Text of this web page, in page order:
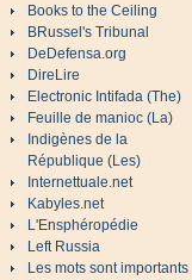
Books to the Ceiling
BRussel's Tribunal
DeDefensa.org
DireLire
Electronic Intifada (The)
Feuille de manioc (La)
Indigènes de la
République (Les)
Internettuale.net
Kabyles.net
L'Ensphéropédie
Left Russia
Les mots sont importants